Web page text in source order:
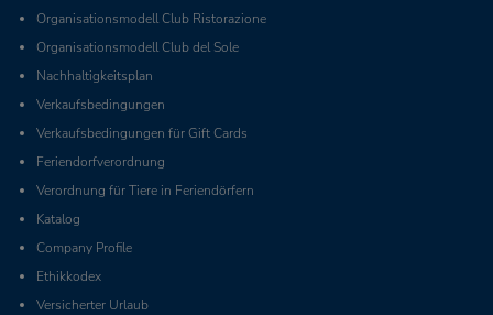
Organisationsmodell Club Ristorazione
Organisationsmodell Club del Sole
Nachhaltigkeitsplan
Verkaufsbedingungen
Verkaufsbedingungen für Gift Cards
Feriendorfverordnung
Verordnung für Tiere in Feriendörfern
Katalog
Company Profile
Ethikkodex
Versicherter Urlaub